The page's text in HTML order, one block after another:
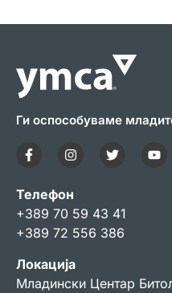
Ги оспособуваме
Телефон
+389 70 59 43 41
+389 72 556 386
Локација
Младински Центар